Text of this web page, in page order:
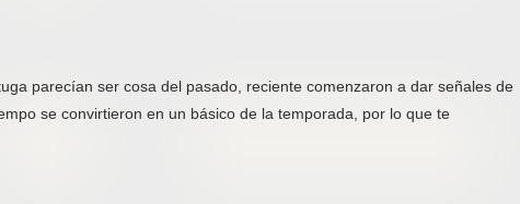
parecían ser cosa del pasado, reciente comenzaron a dar señales de
se convirtieron en un básico de la temporada, por lo que te